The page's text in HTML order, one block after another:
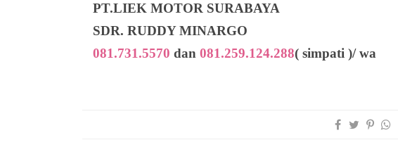
PT.LIEK MOTOR SURABAYA
SDR. RUDDY MINARGO
081.731.5570 dan 081.259.124.288( simpati )/ wa